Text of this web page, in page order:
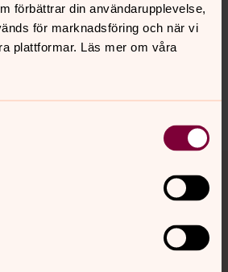
förbättrar din användarupplevelse,
för marknadsföring och när vi
plattformar. Läs mer om våra
frågor på sidans